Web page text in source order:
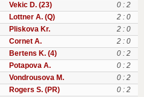
Vekic D. (23)
0 : 2
Lottner A. (Q)
2 : 0
Pliskova Kr.
2 : 0
Cornet A.
2 : 0
Bertens K. (4)
0 : 2
Potapova A.
0 : 2
Vondrousova M.
0 : 2
Rogers S. (PR)
0 : 2